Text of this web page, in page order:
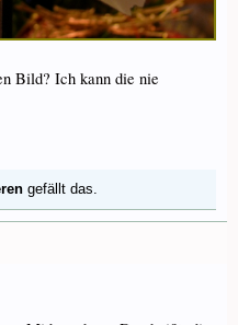
Bild? Ich kann die nie
gefällt das.